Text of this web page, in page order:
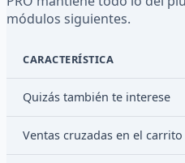
módulos siguientes.
CARACTERÍSTICA
Quizás también te interese
Ventas cruzadas en el carrito